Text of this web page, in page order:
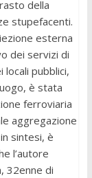
della
stupefacenti.
esterna
dei servizi di
pubblici,
è stata
ferroviaria
aggregazione
sintesi, è
l’autore
32enne di